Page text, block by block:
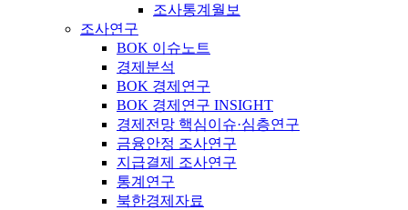
조사통계월보
조사연구
BOK 이슈노트
경제분석
BOK 경제연구
BOK 경제연구 INSIGHT
경제전망 핵심이슈·심층연구
금융안정 조사연구
지급결제 조사연구
통계연구
북한경제자료